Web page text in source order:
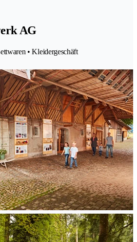
AG
• Kleidergeschäft